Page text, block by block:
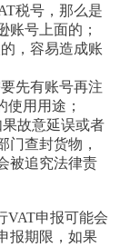
税号，那么是
账号上面的；
，容易造成账
先有账号再注
用用途；
故意延误或者
门查封货物，
被追究法律责
VAT申报可能会
报期限，如果